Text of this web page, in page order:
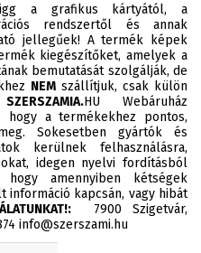
a grafikus kártyától, a
rendszertől és annak
jellegűek! A termék képek
kiegészítőket, amelyek a
bemutatását szolgálják, de
NEM szállítjuk, csak külön
SZERSZAMIA.HU Webáruház
hogy a termékekhez pontos,
Sokesetben gyártók és
kerülnek felhasználásra,
idegen nyelvi fordításból
amennyiben kétségek
információ kapcsán, vagy hibát
7900 Szigetvár,
info@szerszami.hu